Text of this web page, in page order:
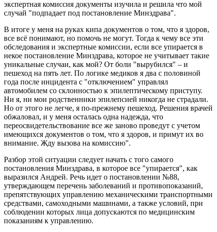
экспертная комиссия документы изучила и решила что мой
случай "подпадает под постановление Минздрава".
В итоге у меня на руках кипа документов о том, что я здоров,
все всё понимают, но помочь не могут. Тогда к чему все эти
обследования и экспертные комиссии, если все упирается в
некое постановление Минздрава, которое не учитывает такие
уникальные случаи, как мой? От боли "вырубился" – и
пешеход на пять лет. По логике медиков я два с половиной
года после инцидента с "отключением" управлял
автомобилем со склонностью к эпилептическому приступу.
Ни я, ни мои родственники эпилепсией никогда не страдали.
Но от этого не легче, я по-прежнему пешеход. Решения врачей
обжаловал, и у меня осталась одна надежда, что
переосвидетельствование все же заново проведут с учетом
имеющихся документов о том, что я здоров, и примут их во
внимание. Жду вызова на комиссию".
Разбор этой ситуации следует начать с того самого
постановления Минздрава, в которое все "упирается", как
выразился Андрей. Речь идет о постановлении №88,
утверждающем перечень заболеваний и противопоказаний,
препятствующих управлению механическими транспортными
средствами, самоходными машинами, а также условий, при
соблюдении которых лица допускаются по медицинским
показаниям к управлению.